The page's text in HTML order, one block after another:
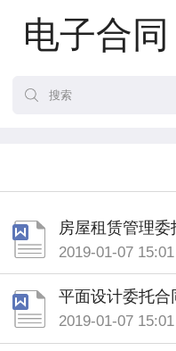
电子合同
房屋租赁管理
2019-01-07 15:01
平面设计委托合
2019-01-07 15:01